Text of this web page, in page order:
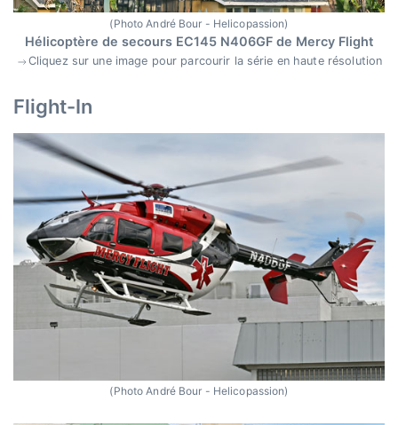
(Photo André Bour - Helicopassion)
Hélicoptère de secours EC145 N406GF de Mercy Flight
Cliquez sur une image pour parcourir la série en haute résolution
Flight-In
(Photo André Bour - Helicopassion)